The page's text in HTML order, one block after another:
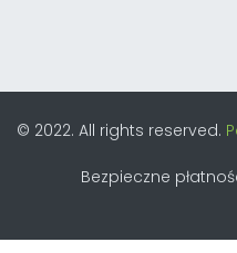
© 2022. All rights reserved.
Bezpieczne